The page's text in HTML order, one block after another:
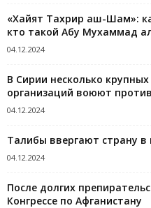
«Хайят Тахрир аш-Шам»:
кто такой Абу Мухаммад
04.12.2024
В Сирии несколько
организаций воюют
04.12.2024
Талибы ввергают страну
04.12.2024
После долгих
Конгрессе по Афганистану